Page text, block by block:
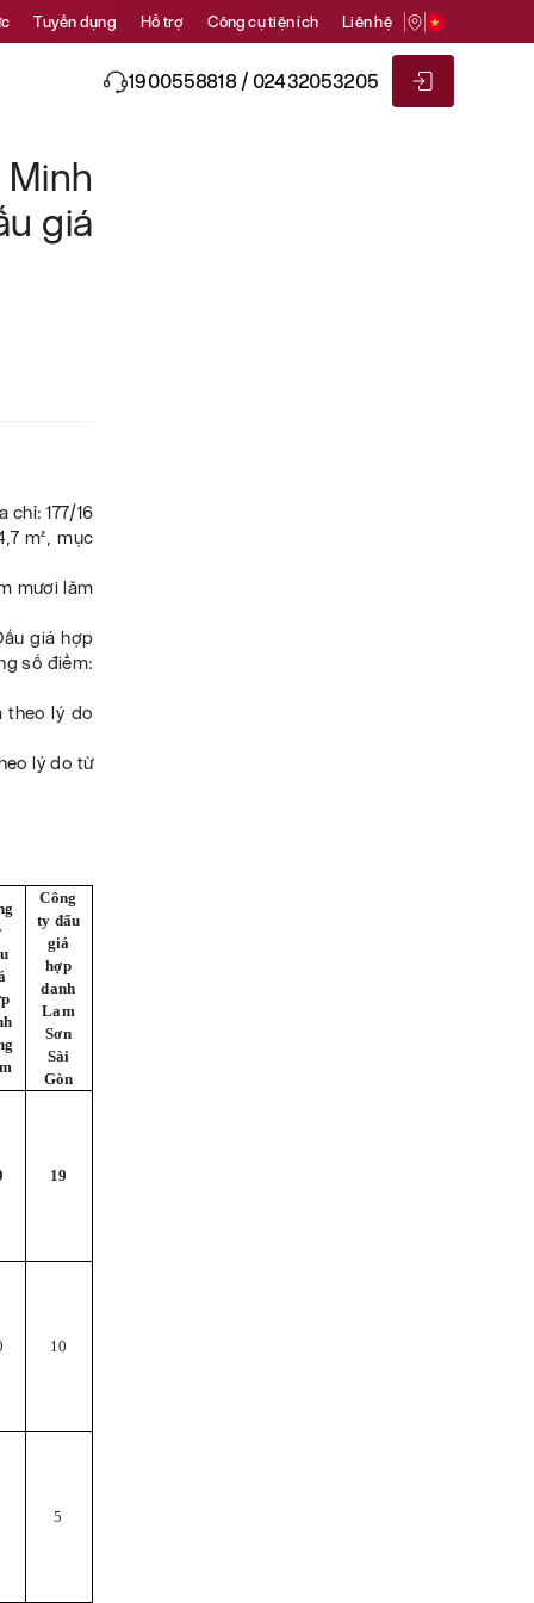
Tuyển dụng Hỗ trợ Công cụ tiện ích Liên hệ
1900558818 / 02432053205
giá
177/16
m², mục
mươi lăm
giá hợp
số điểm:
theo lý do
lý do từ
Công
ty đấu
giá
hợp
danh
Lam
Sơn
Sài
Gòn
19
10
5